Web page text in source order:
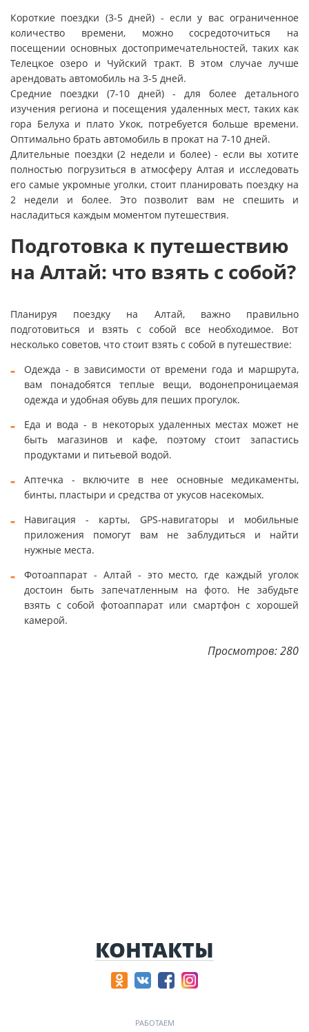
Короткие поездки (3-5 дней) - если у вас ограниченное
количество времени, можно сосредоточиться на
посещении основных достопримечательностей, таких как
Телецкое озеро и Чуйский тракт. В этом случае лучше
арендовать автомобиль на 3-5 дней.
Средние поездки (7-10 дней) - для более детального
изучения региона и посещения удаленных мест, таких как
гора Белуха и плато Укок, потребуется больше времени.
Оптимально брать автомобиль в прокат на 7-10 дней.
Длительные поездки (2 недели и более) - если вы хотите
полностью погрузиться в атмосферу Алтая и исследовать
его самые укромные уголки, стоит планировать поездку на
2 недели и более. Это позволит вам не спешить и
насладиться каждым моментом путешествия.
Подготовка к путешествию
на Алтай: что взять с собой?
Планируя поездку на Алтай, важно правильно
подготовиться и взять с собой все необходимое. Вот
несколько советов, что стоит взять с собой в путешествие:
Одежда - в зависимости от времени года и маршрута,
вам понадобятся теплые вещи, водонепроницаемая
одежда и удобная обувь для пеших прогулок.
Еда и вода - в некоторых удаленных местах может не
быть магазинов и кафе, поэтому стоит запастись
продуктами и питьевой водой.
Аптечка - включите в нее основные медикаменты,
бинты, пластыри и средства от укусов насекомых.
Навигация - карты, GPS-навигаторы и мобильные
приложения помогут вам не заблудиться и найти
нужные места.
Фотоаппарат - Алтай - это место, где каждый уголок
достоин быть запечатленным на фото. Не забудьте
взять с собой фотоаппарат или смартфон с хорошей
камерой.
Просмотров: 280
КОНТАКТЫ
РАБОТАЕМ